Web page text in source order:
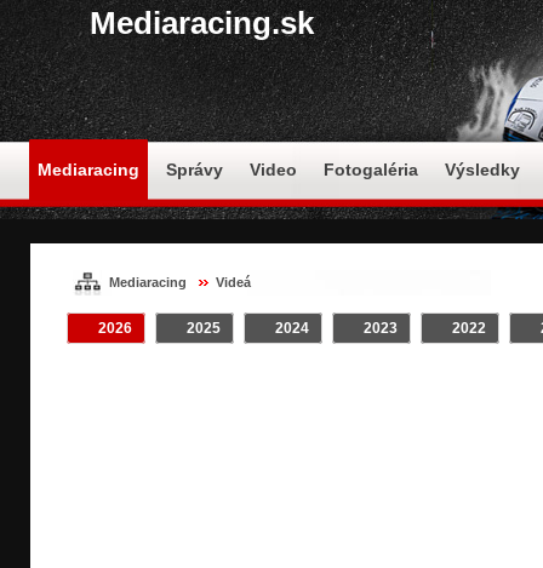
Mediaracing.sk
Mediaracing Správy Video Fotogaléria Výsledky
Mediaracing Videá
2026 2025 2024 2023 2022